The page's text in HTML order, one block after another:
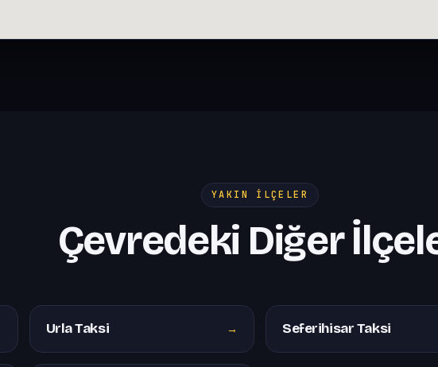
YAKIN İLÇELER
Çevredeki Diğer
Urla Taksi → Seferihisar Taksi